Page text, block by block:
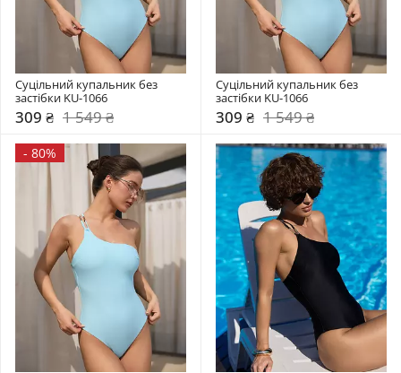
Суцільний купальник без
застібки KU-1066
309 ₴ 1 549 ₴
Суцільний купальник без
застібки KU-1066
309 ₴ 1 549 ₴
- 80%